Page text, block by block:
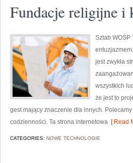
Fundacje religijne i
Sztab WOŚP
jest zwykła
wszystkich
że jest to
gest mający znaczenie dla innych.
codzienności. Ta strona internetowa [ Read
CATEGORIES: NOWE TECHNOLOGIE